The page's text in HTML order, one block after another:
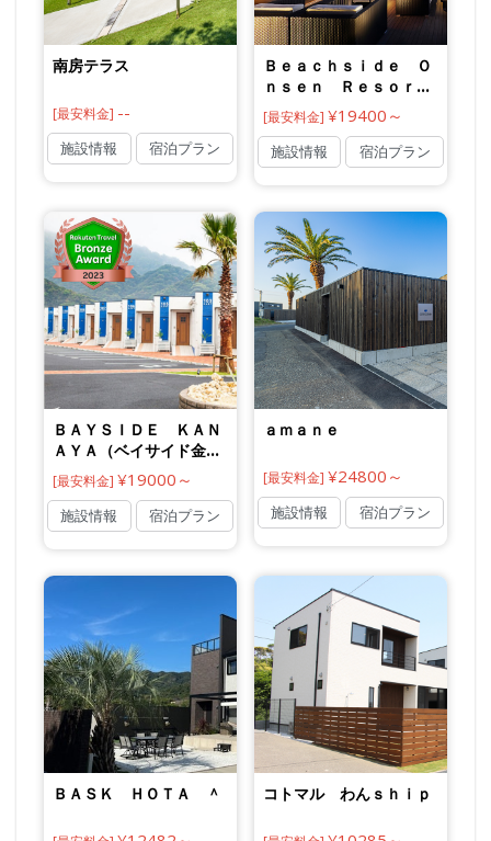
南房テラス
[最安料金] --
施設情報 宿泊プラン
Ｂｅａｃｈｓｉｄｅ Ｏ
ｎｓｅｎ Ｒｅｓｏｒ
ｔ ゆうみ
[最安料金] ¥19400～
施設情報 宿泊プラン
ＢＡＹＳＩＤＥ ＫＡＮ
ＡＹＡ（ベイサイド金
谷）
[最安料金]¥19000～
施設情報 宿泊プラン
ａｍａｎｅ
[最安料金] ¥24800～
施設情報 宿泊プラン
ＢＡＳＫ ＨＯＴＡ ＾ コトマル わんｓｈｉｐ